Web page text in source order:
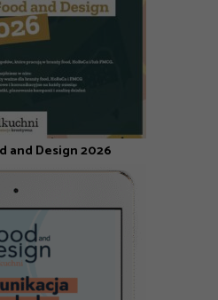
and Design 2026